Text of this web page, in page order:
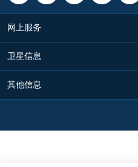
网上服务
卫星信息
其他信息